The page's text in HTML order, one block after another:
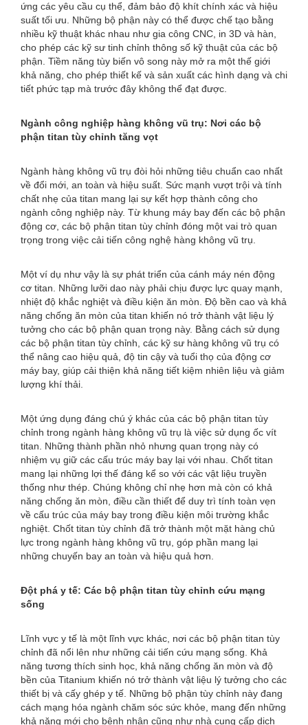
ứng các yêu cầu cụ thể, đảm bảo độ khít chính xác và hiệu
suất tối ưu. Những bộ phận này có thể được chế tạo bằng
nhiều kỹ thuật khác nhau như gia công CNC, in 3D và hàn,
cho phép các kỹ sư tinh chỉnh thông số kỹ thuật của các bộ
phận. Tiềm năng tùy biến vô song này mở ra một thế giới
khả năng, cho phép thiết kế và sản xuất các hình dạng và chi
tiết phức tạp mà trước đây không thể đạt được.
Ngành công nghiệp hàng không vũ trụ: Nơi các bộ
phận titan tùy chỉnh tăng vọt
Ngành hàng không vũ trụ đòi hỏi những tiêu chuẩn cao nhất
về đổi mới, an toàn và hiệu suất. Sức mạnh vượt trội và tính
chất nhẹ của titan mang lại sự kết hợp thành công cho
ngành công nghiệp này. Từ khung máy bay đến các bộ phận
động cơ, các bộ phận titan tùy chỉnh đóng một vai trò quan
trọng trong việc cải tiến công nghệ hàng không vũ trụ.
Một ví dụ như vậy là sự phát triển của cánh máy nén động
cơ titan. Những lưỡi dao này phải chịu được lực quay mạnh,
nhiệt độ khắc nghiệt và điều kiện ăn mòn. Độ bền cao và khả
năng chống ăn mòn của titan khiến nó trở thành vật liệu lý
tưởng cho các bộ phận quan trọng này. Bằng cách sử dụng
các bộ phận titan tùy chỉnh, các kỹ sư hàng không vũ trụ có
thể nâng cao hiệu quả, độ tin cậy và tuổi thọ của động cơ
máy bay, giúp cải thiện khả năng tiết kiệm nhiên liệu và giảm
lượng khí thải.
Một ứng dụng đáng chú ý khác của các bộ phận titan tùy
chỉnh trong ngành hàng không vũ trụ là việc sử dụng ốc vít
titan. Những thành phần nhỏ nhưng quan trọng này có
nhiệm vụ giữ các cấu trúc máy bay lại với nhau. Chốt titan
mang lại những lợi thế đáng kể so với các vật liệu truyền
thống như thép. Chúng không chỉ nhẹ hơn mà còn có khả
năng chống ăn mòn, điều cần thiết để duy trì tính toàn vẹn
về cấu trúc của máy bay trong điều kiện môi trường khắc
nghiệt. Chốt titan tùy chỉnh đã trở thành một mặt hàng chủ
lực trong ngành hàng không vũ trụ, góp phần mang lại
những chuyến bay an toàn và hiệu quả hơn.
Đột phá y tế: Các bộ phận titan tùy chỉnh cứu mạng
sống
Lĩnh vực y tế là một lĩnh vực khác, nơi các bộ phận titan tùy
chỉnh đã nổi lên như những cải tiến cứu mạng sống. Khả
năng tương thích sinh học, khả năng chống ăn mòn và độ
bền của Titanium khiến nó trở thành vật liệu lý tưởng cho các
thiết bị và cấy ghép y tế. Những bộ phận tùy chỉnh này đang
cách mạng hóa ngành chăm sóc sức khỏe, mang đến những
khả năng mới cho bệnh nhân cũng như nhà cung cấp dịch